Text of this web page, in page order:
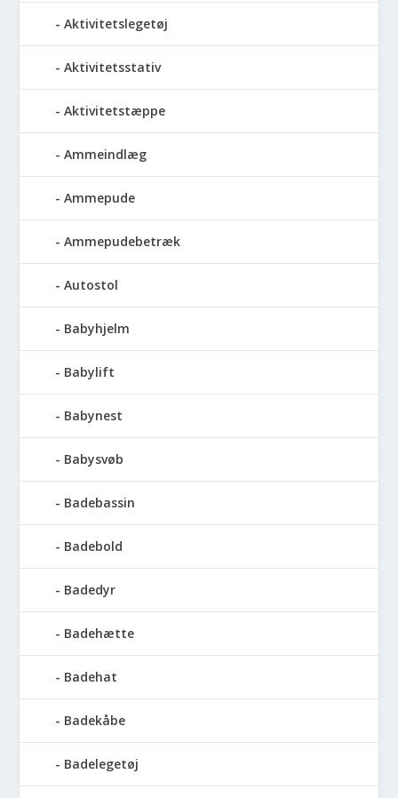
Aktivitetslegetøj
Aktivitetsstativ
Aktivitetstæppe
Ammeindlæg
Ammepude
Ammepudebetræk
Autostol
Babyhjelm
Babylift
Babynest
Babysvøb
Badebassin
Badebold
Badedyr
Badehætte
Badehat
Badekåbe
Badelegetøj